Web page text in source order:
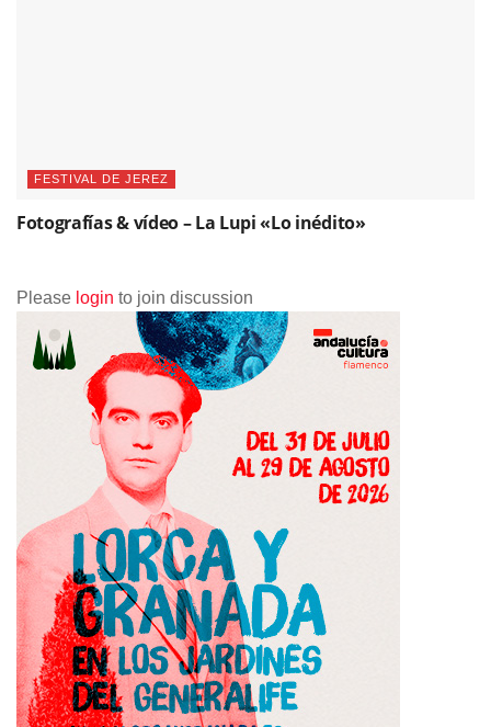
FESTIVAL DE JEREZ
Fotografías & vídeo – La Lupi «Lo inédito»
Please login to join discussion